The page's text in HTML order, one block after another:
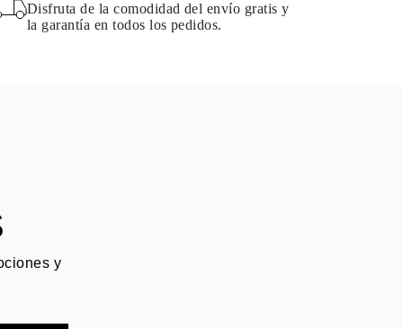
Disfruta de la comodidad del envío gratis y
la garantía en todos los pedidos.
y